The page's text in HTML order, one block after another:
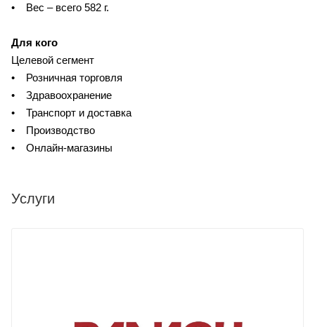
• Вес – всего 582 г.
Для кого
Целевой сегмент
• Розничная торговля
• Здравоохранение
• Транспорт и доставка
• Производство
• Онлайн-магазины
Услуги